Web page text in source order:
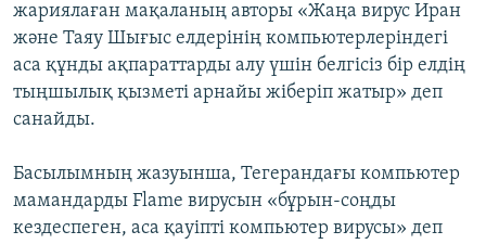
жариялаған мақаланың авторы «Жаңа вирус Иран
және Таяу Шығыс елдерінің компьютерлеріндегі
аса құнды ақпараттарды алу үшін белгісіз бір елдің
тыңшылық қызметі арнайы жіберіп жатыр» деп
санайды.
Басылымның жазуынша, Тегерандағы компьютер
мамандарды Flame вирусын «бұрын-соңды
кездеспеген, аса қауіпті компьютер вирусы» деп